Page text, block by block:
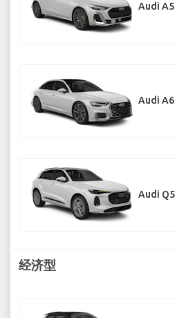
Audi A5
Audi A6
Audi Q5
经济型